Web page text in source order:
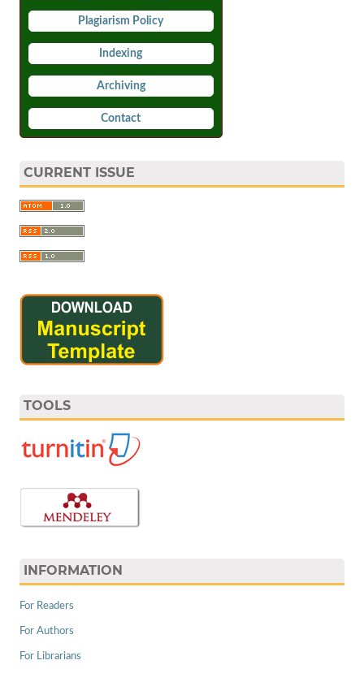
Plagiarism Policy
Indexing
Archiving
Contact
CURRENT ISSUE
TOOLS
INFORMATION
For Readers
For Authors
For Librarians